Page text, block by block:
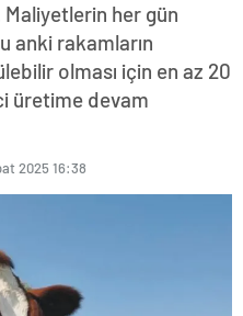
her gün
anki rakamların
olması için en az 20
üretime devam
2025 16:38